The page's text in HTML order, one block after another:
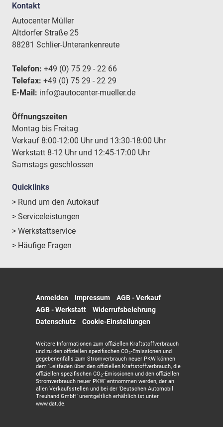
Kontakt
Autocenter Müller
Altdorfer Straße 25
88281 Schlier-Unterankenreute
Telefon: +49 (0) 75 29 - 22 66
Telefax: +49 (0) 75 29 - 22 29
E-Mail: info@autocenter-mueller.de
Öffnungszeiten
Montag bis Freitag
Verkauf 8:00-12:00 Uhr und 13:30-18:00 Uhr
Werkstatt 8-12 Uhr und 12:45-17:00 Uhr
Samstags geschlossen
Quicklinks
> Rund um den Autokauf
> Serviceleistungen
> Werkstattservice
> Häufige Fragen
Anmelden Impressum
AGB - Verkauf
AGB - Werkstatt
Widerrufsbelehrung
Datenschutz
Cookie-Einstellungen
Weitere Informationen zum offiziellen Kraftstoffverbrauch
und zu den offiziellen spezifischen CO2-Emissionen und
gegebenenfalls zum Stromverbrauch neuer PKW können
dem 'Leitfaden über den offiziellen Kraftstoffverbrauch, die
offiziellen spezifischen CO2-Emissionen und den offiziellen
Stromverbrauch neuer PKW' entnommen werden, der an
allen Verkaufsstellen und bei der 'Deutschen Automobil
Treuhand GmbH' unentgeltlich erhältlich ist unter
www.dat.de.